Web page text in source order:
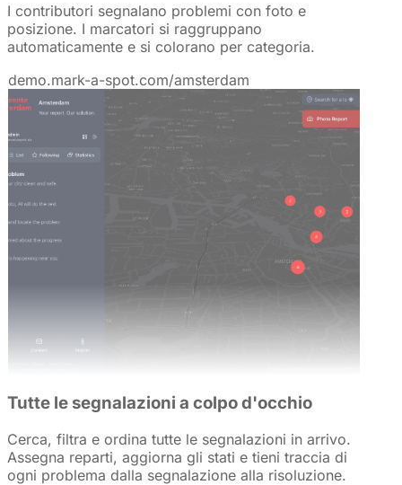
I contributori segnalano problemi con foto e
posizione. I marcatori si raggruppano
automaticamente e si colorano per categoria.
demo.mark-a-spot.com/amsterdam
Tutte le segnalazioni a colpo d'occhio
Cerca, filtra e ordina tutte le segnalazioni in arrivo.
Assegna reparti, aggiorna gli stati e tieni traccia di
ogni problema dalla segnalazione alla risoluzione.